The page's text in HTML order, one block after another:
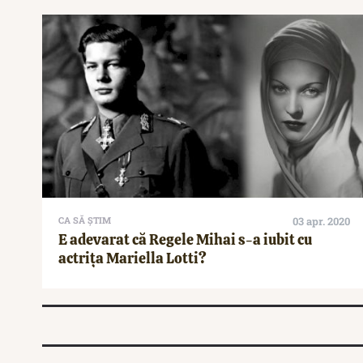
CA SĂ ȘTIM 03 apr. 2020
E adevarat că Regele Mihai s-a iubit cu
actrița Mariella Lotti?